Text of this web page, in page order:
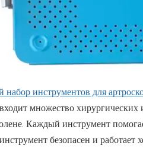
набор инструментов для
множество
Каждый инструмент
безопасен и